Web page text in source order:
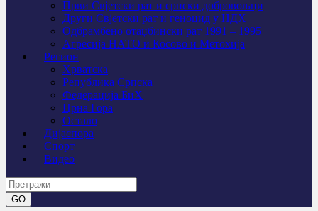
Први Свјeтски рат и српски добровољци
Други Свјетски рат и геноцид у НДХ
Одбрамбено отаџбински рат 1991 – 1995
Агресија НАТО и Косово и Метохија
Регион
Хрватска
Република Српска
Федерација БиХ
Црна Гора
Остало
Дијаспора
Спорт
Видео